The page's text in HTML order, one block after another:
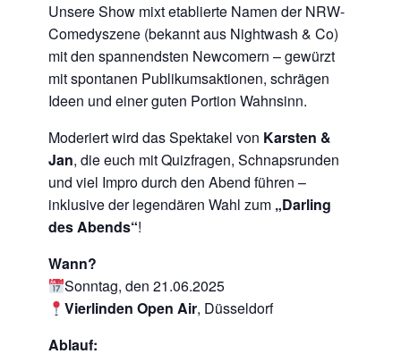
Unsere Show mixt etablierte Namen der NRW-
Comedyszene (bekannt aus Nightwash & Co)
mit den spannendsten Newcomern – gewürzt
mit spontanen Publikumsaktionen, schrägen
Ideen und einer guten Portion Wahnsinn.
Moderiert wird das Spektakel von Karsten &
Jan, die euch mit Quizfragen, Schnapsrunden
und viel Impro durch den Abend führen –
inklusive der legendären Wahl zum „Darling
des Abends“!
Wann?
Sonntag, den 21.06.2025
Vierlinden Open Air, Düsseldorf
Ablauf: